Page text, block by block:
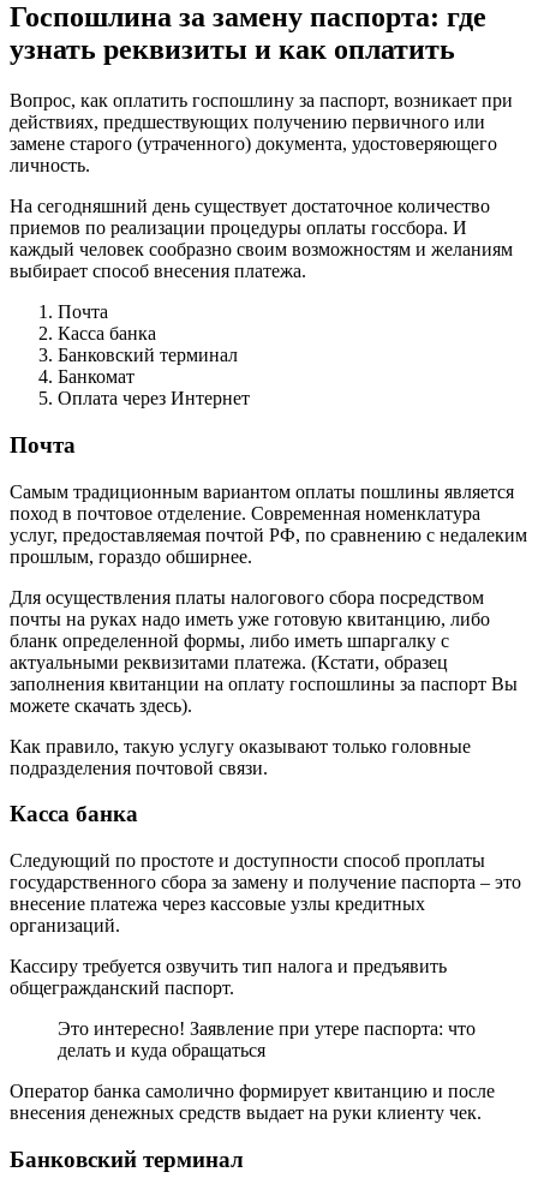
Госпошлина за замену паспорта: где
узнать реквизиты и как оплатить
Вопрос, как оплатить госпошлину за паспорт, возникает при
действиях, предшествующих получению первичного или
замене старого (утраченного) документа, удостоверяющего
личность.
На сегодняшний день существует достаточное количество
приемов по реализации процедуры оплаты госсбора. И
каждый человек сообразно своим возможностям и желаниям
выбирает способ внесения платежа.
Почта
Касса банка
Банковский терминал
Банкомат
Оплата через Интернет
Почта
Самым традиционным вариантом оплаты пошлины является
поход в почтовое отделение. Современная номенклатура
услуг, предоставляемая почтой РФ, по сравнению с недалеким
прошлым, гораздо обширнее.
Для осуществления платы налогового сбора посредством
почты на руках надо иметь уже готовую квитанцию, либо
бланк определенной формы, либо иметь шпаргалку с
актуальными реквизитами платежа. (Кстати, образец
заполнения квитанции на оплату госпошлины за паспорт Вы
можете скачать здесь).
Как правило, такую услугу оказывают только головные
подразделения почтовой связи.
Касса банка
Следующий по простоте и доступности способ проплаты
государственного сбора за замену и получение паспорта – это
внесение платежа через кассовые узлы кредитных
организаций.
Кассиру требуется озвучить тип налога и предъявить
общегражданский паспорт.
Это интересно! Заявление при утере паспорта: что
делать и куда обращаться
Оператор банка самолично формирует квитанцию и после
внесения денежных средств выдает на руки клиенту чек.
Банковский терминал